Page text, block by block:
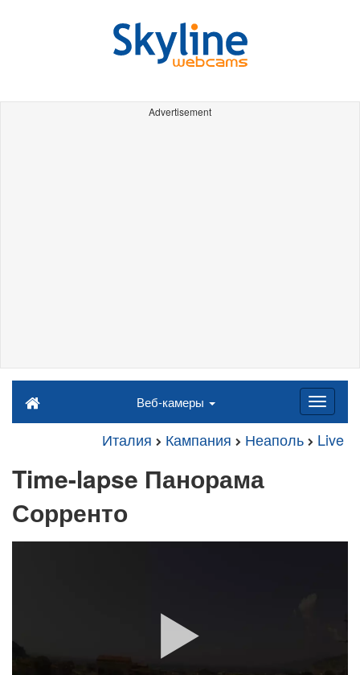
Advertisement
Веб-камеры
Италия Кампания Неаполь Live
Time-lapse Панорама
Сорренто